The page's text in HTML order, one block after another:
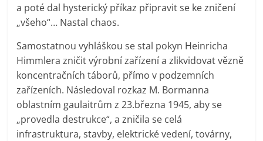
a poté dal hysterický příkaz připravit se ke zničení
„všeho“… Nastal chaos.
Samostatnou vyhláškou se stal pokyn Heinricha
Himmlera zničit výrobní zařízení a zlikvidovat vězně
koncentračních táborů, přímo v podzemních
zařízeních. Následoval rozkaz M. Bormanna
oblastním gaulaitrům z 23.března 1945, aby se
„provedla destrukce“, a zničila se celá
infrastruktura, stavby, elektrické vedení, továrny,